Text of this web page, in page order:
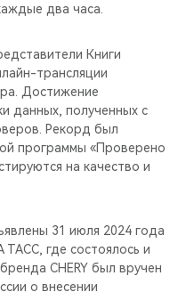
два часа.
Книги
трансляции
Достижение
данных, полученных с
Рекорд был
программы «Проверено
на качество и
31 июля 2024 года
где состоялось и
CHERY был вручен
о внесении